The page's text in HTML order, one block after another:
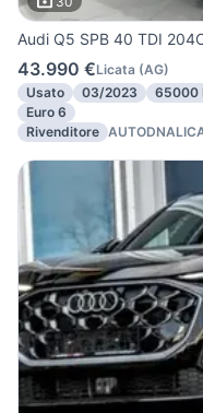
Audi Q5 SPB 40 TDI
43.990 €Licata (AG)
Usato
03/2023 65000
Euro 6
Rivenditore